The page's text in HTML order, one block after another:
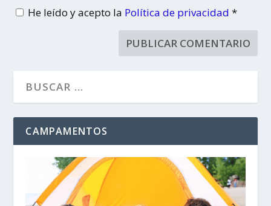
He leído y acepto la Política de privacidad*
CAMPAMENTOS